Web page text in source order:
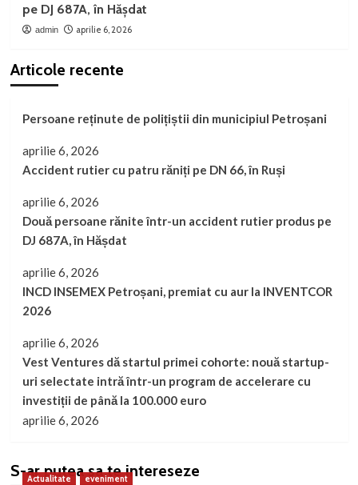
pe DJ 687A, în Hășdat
admin aprilie 6, 2026
Articole recente
Persoane reținute de polițiștii din municipiul Petroșani
aprilie 6, 2026
Accident rutier cu patru răniți pe DN 66, în Ruși
aprilie 6, 2026
Două persoane rănite într-un accident rutier produs pe
DJ 687A, în Hășdat
aprilie 6, 2026
INCD INSEMEX Petroșani, premiat cu aur la INVENTCOR
2026
aprilie 6, 2026
Vest Ventures dă startul primei cohorte: nouă startup-
uri selectate intră într-un program de accelerare cu
investiții de până la 100.000 euro
aprilie 6, 2026
S-ar putea sa te intereseze
Actualitate eveniment